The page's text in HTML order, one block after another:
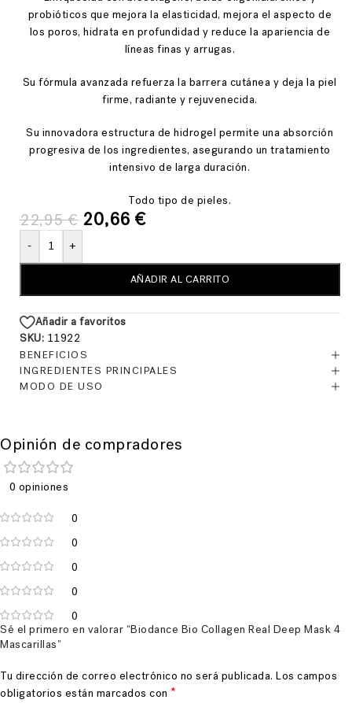
probióticos que mejora la elasticidad, mejora el aspecto de
los poros, hidrata en profundidad y reduce la apariencia de
líneas finas y arrugas.
Su fórmula avanzada refuerza la barrera cutánea y deja la piel
firme, radiante y rejuvenecida.
Su innovadora estructura de hidrogel permite una absorción
progresiva de los ingredientes, asegurando un tratamiento
intensivo de larga duración.
Todo tipo de pieles.
22,95€ 20,66 €
- +
AÑADIR AL CARRITO
Añadir a favoritos
SKU: 11922
BENEFICIOS
INGREDIENTES PRINCIPALES
MODO DE USO
Opinión de compradores
0 opiniones
0
0
0
0
0
Sé el primero en valorar “Biodance Bio Collagen Real Deep Mask 4
Mascarillas”
Tu dirección de correo electrónico no será publicada. Los campos
obligatorios están marcados con *